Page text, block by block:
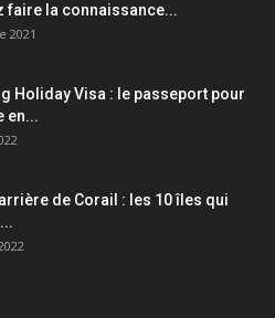
faire la connaissance...
2021
Holiday Visa : le passeport pour
en...
de Corail : les 10 îles qui